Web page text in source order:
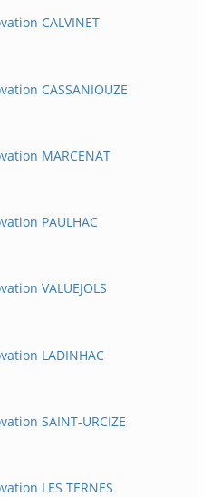
CALVINET
CASSANIOUZE
MARCENAT
PAULHAC
VALUEJOLS
LADINHAC
SAINT-URCIZE
LES TERNES